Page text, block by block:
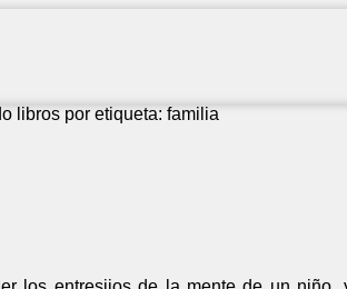
libros por etiqueta: familia